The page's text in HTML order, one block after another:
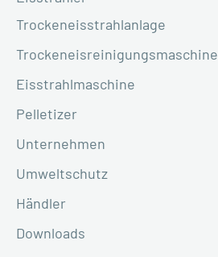
Trockeneisstrahlanlage
Trockeneisreinigungsmaschine
Eisstrahlmaschine
Pelletizer
Unternehmen
Umweltschutz
Händler
Downloads